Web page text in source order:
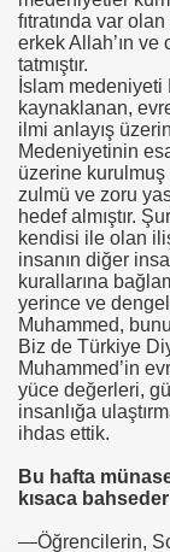
fıtratında var
erkek Allah’ın ve
tatmıştır.
İslam
kaynaklanan,
ilmi anlayış
Medeniyetinin
üzerine kurulmuş
zulmü ve zoru
hedef almıştır.
kendisi ile olan
insanın diğer
kurallarına
yerince ve
Muhammed,
Biz de Türkiye
Muhammed’in
yüce değerleri,
insanlığa
ihdas ettik.
Bu hafta
kısaca
—Öğrencilerin,